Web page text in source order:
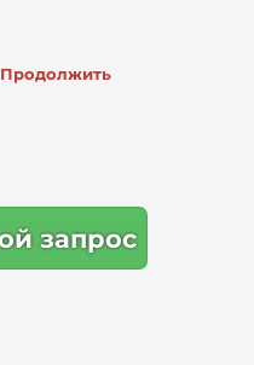
Продолжить
запрос